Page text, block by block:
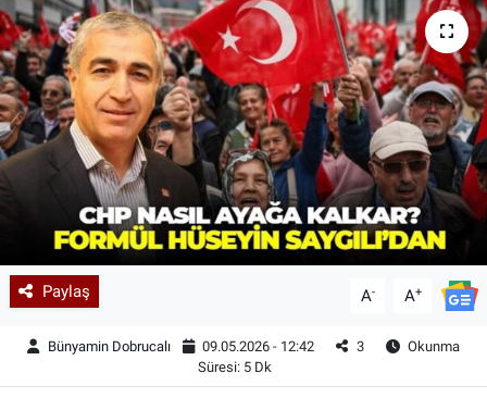
Paylaş A- A+
Bünyamin Dobrucalı 09.05.2026 - 12:42 3
Okunma
Süresi: 5 Dk